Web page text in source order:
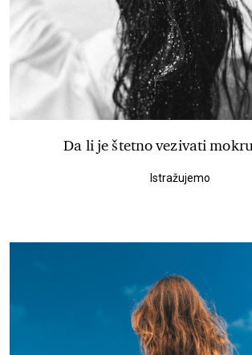
Da li je štetno vezivati
Istražujemo